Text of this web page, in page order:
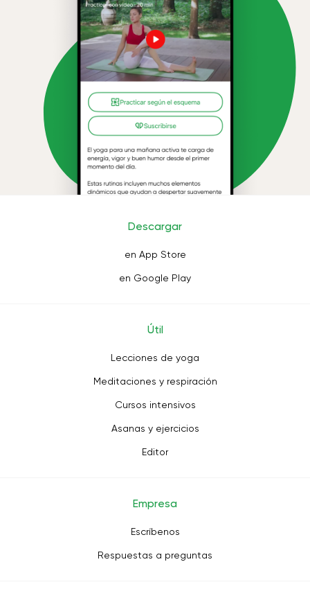
Descargar
en App Store
en Google Play
Útil
Lecciones de yoga
Meditaciones y respiración
Cursos intensivos
Asanas y ejercicios
Editor
Empresa
Escríbenos
Respuestas a preguntas